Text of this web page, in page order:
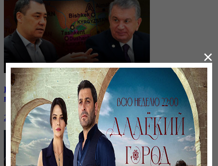
Кыргызстан отдаёт водохранилище: на какие уступки
пошли соседи?
24 ноября, 20:44
×